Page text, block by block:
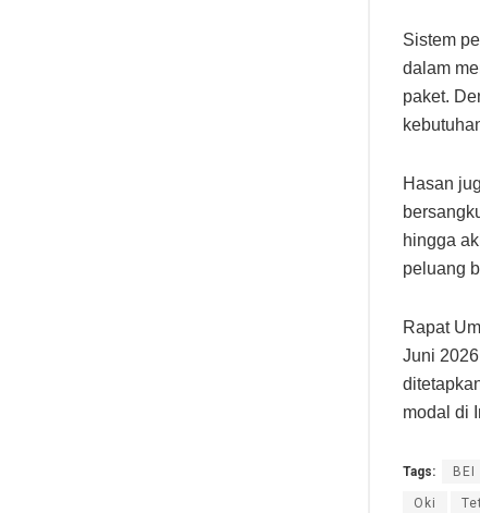
Sistem
dalam
paket.
Hasan
hingga
peluang
Rapat
Juni
modal di
Tags: BEI
Oki